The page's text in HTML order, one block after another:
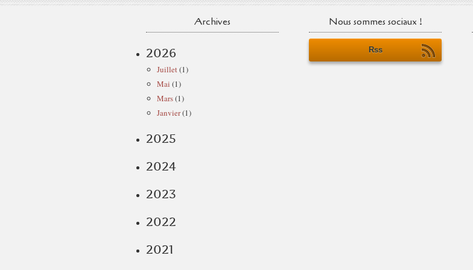
Archives
2026
Juillet(1)
Mai (1)
Mars(1)
Janvier(1)
2025
2024
2023
2022
2021
Nous sommes sociaux !
Rss